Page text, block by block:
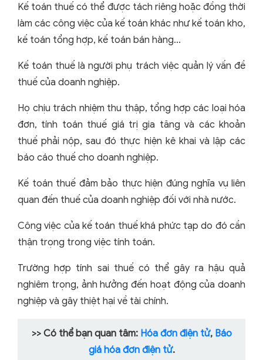
Kế toán thuế có thể được tách riêng hoặc đồng thời
làm các công việc của kế toán khác như kế toán kho,
kế toán tổng hợp, kế toán bán hàng...
Kế toán thuế là người phụ trách việc quản lý vấn đề
thuế của doanh nghiệp.
Họ chịu trách nhiệm thu thập, tổng hợp các loại hóa
đơn, tính toán thuế giá trị gia tăng và các khoản
thuế phải nộp, sau đó thực hiện kê khai và lập các
báo cáo thuế cho doanh nghiệp.
Kế toán thuế đảm bảo thực hiện đúng nghĩa vụ liên
quan đến thuế của doanh nghiệp đối với nhà nước.
Công việc của kế toán thuế khá phức tạp do đó cần
thận trọng trong việc tính toán.
Trường hợp tính sai thuế có thể gây ra hậu quả
nghiêm trọng, ảnh hưởng đến hoạt động của doanh
nghiệp và gây thiệt hại về tài chính.
>> Có thể bạn quan tâm: Hóa đơn điện tử, Báo
giá hóa đơn điện tử.